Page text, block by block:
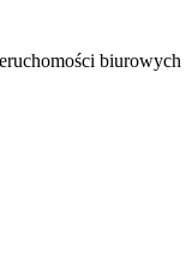
biurowych